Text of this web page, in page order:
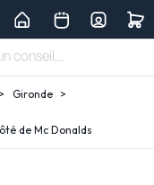
Gironde
de Mc Donalds